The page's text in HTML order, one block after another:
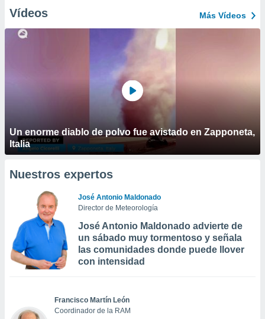
Vídeos Más Vídeos
Un enorme diablo de polvo fue avistado en Zapponeta,
Italia
Nuestros expertos
José Antonio Maldonado
Director de Meteorología
José Antonio Maldonado advierte de
un sábado muy tormentoso y señala
las comunidades donde puede llover
con intensidad
Francisco Martín León
Coordinador de la RAM